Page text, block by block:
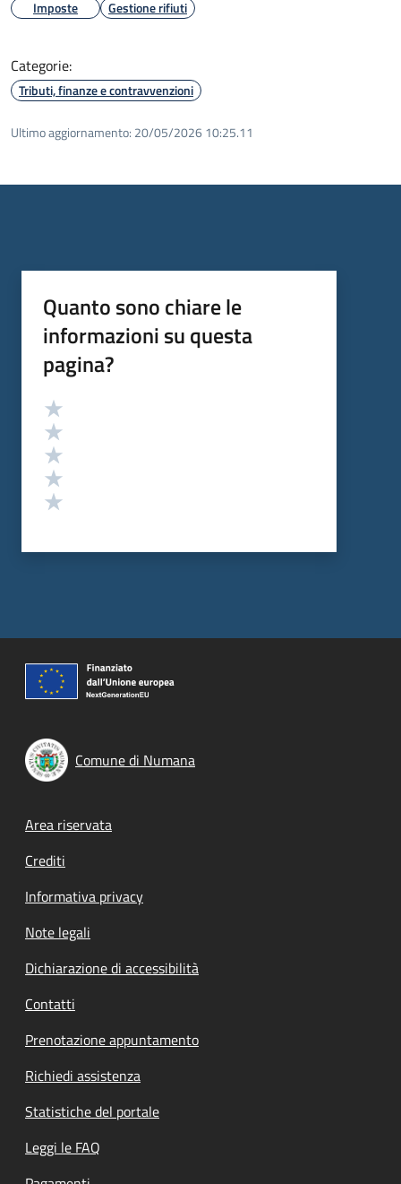
Imposte Gestione rifiuti
Categorie:
Tributi, finanze e contravvenzioni
Ultimo aggiornamento: 20/05/2026 10:25.11
Quanto sono chiare le
informazioni su questa
pagina?
Valutazione
Comune di Numana
Footer menu
Area riservata
Crediti
Informativa privacy
Note legali
Dichiarazione di accessibilità
Contatti
Prenotazione appuntamento
Richiedi assistenza
Statistiche del portale
Leggi le FAQ